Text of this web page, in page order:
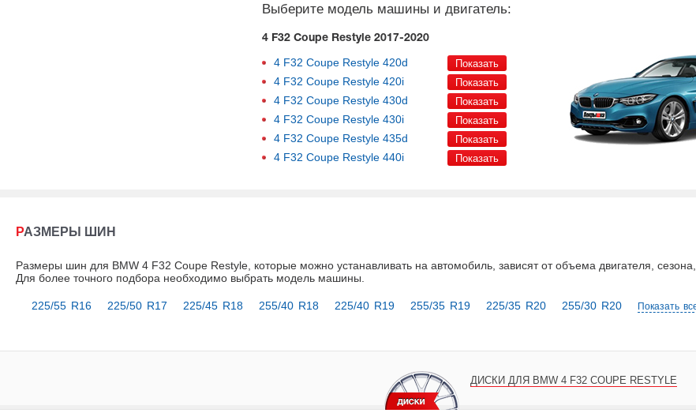
Выберите модель машины и двигатель:
4 F32 Coupe Restyle 2017-2020
4 F32 Coupe Restyle 420d
4 F32 Coupe Restyle 420i
4 F32 Coupe Restyle 430d
4 F32 Coupe Restyle 430i
4 F32 Coupe Restyle 435d
4 F32 Coupe Restyle 440i
РАЗМЕРЫ ШИН
Размеры шин для BMW 4 F32 Coupe Restyle, которые можно устанавливать на автомобиль , зависят от объема двигателя,
Для более точного подбора необходимо выбрать модель машины
225/55 R16 225/50 R17 225/45 R18 255/40 R18 225/40 R19 255/35 R19 225/35 R20 255/30 R20 Показать
ДИСКИ ДЛЯ BMW 4 F32 COUPE RESTYLE